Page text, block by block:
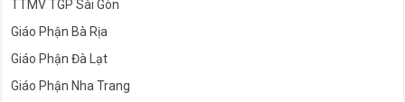
TTMV TGP Sài Gòn
Giáo Phận Bà Rịa
Giáo Phận Đà Lạt
Giáo Phận Nha Trang